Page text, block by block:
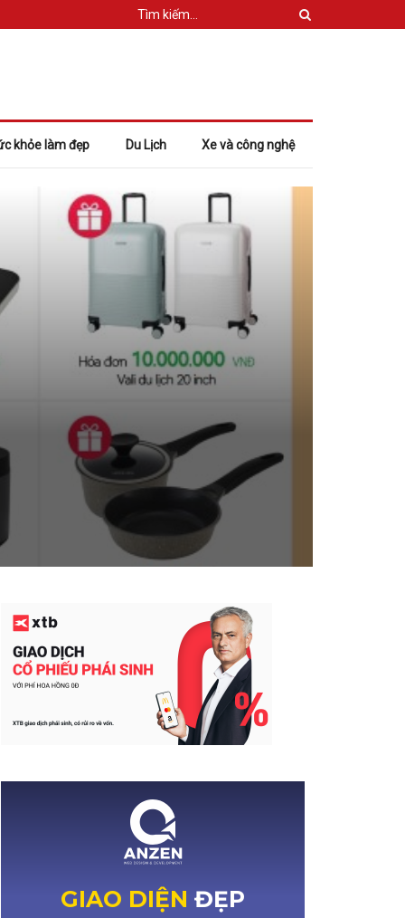
khỏe làm đẹp Du Lịch Xe và công nghệ